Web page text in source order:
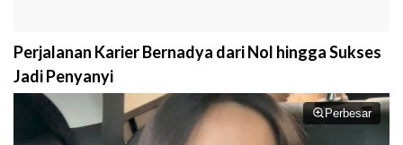
Perjalanan Karier Bernadya dari Nol hingga Sukses
Jadi Penyanyi
Perbesar